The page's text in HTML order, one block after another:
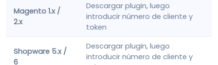
Magento 1.x /
2.x
Descargar plugin, luego
introducir número de cliente y
token
Shopware 5.x /
6
Descargar plugin, luego
introducir número de cliente y